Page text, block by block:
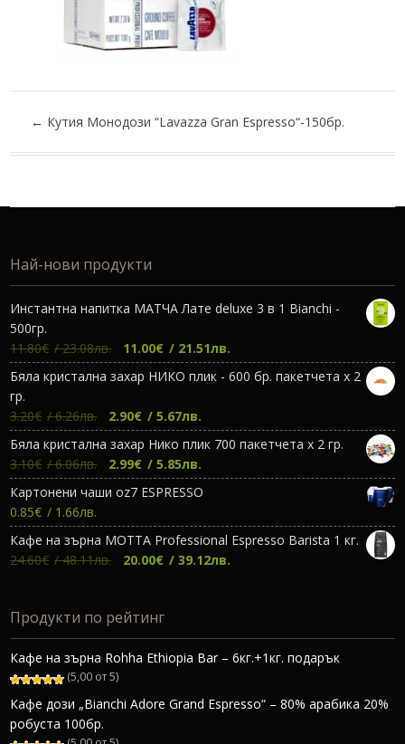
← Кутия Монодози “Lavazza Gran Espresso“-150бр.
Най-нови продукти
Инстантна напитка МАТЧА Лате deluxe 3 в 1 Bianchi -
500гр.
11.80€ / 23.08лв.
Original
price
was:
11.00€ / 21.51лв.
цена
е:
Бяла кристална захар НИКО плик - 600 бр. пакетчета х 2
гр.
3.20€ / 6.26лв.
Original
price
was:
3.20€.
2.90€ / 5.67лв.
цена
е:
2.90€.
Бяла кристална захар Нико плик 700 пакетчета х 2 гр.
3.10€ / 6.06лв.
Original
price
was:
3.10€.
2.99€ / 5.85лв.
цена
е:
2.99€.
Картонени чаши oz7 ESPRESSO
0.85€ / 1.66лв.
Кафе на зърна МОТТА Professional Espresso Barista 1 кг.
24.60€ / 48.11лв.
Original
24.60€.
20.00€ / 39.12лв.
Продукти по рейтинг
Кафе на зърна Rohha Ethiopia Bar – 6кг.+1кг. подарък
(5,00 от 5)
Кафе дози „Bianchi Adore Grand Espresso“ – 80% арабика 20%
робуста 100бр.